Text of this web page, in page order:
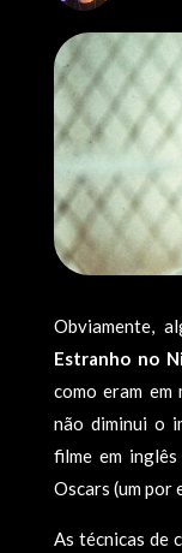
Obviamente,
Estranho no
como eram em
não diminui o
filme em
Oscars (um por
As técnicas de